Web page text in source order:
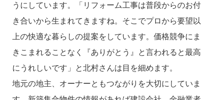
うにしています。「リフォーム工事は普段からのお付
き合いから生まれてきますね。そこでプロから要望以
上の快適な暮らしの提案をしています。価格競争にま
きこまれることなく『ありがとう』と言われると最高
にうれしいです」と北村さんは目を細めます。
地元の地主、オーナーともつながりを大切にしていま